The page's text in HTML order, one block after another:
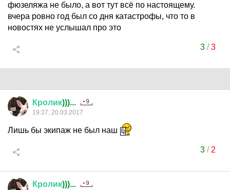
фюзеляжа не было, а вот тут всё по настоящему.
вчера ровно год был со дня катастрофы, что то в
новостях не услышал про это
3/3
Кролик)))...
19:37, 20.03.2017
Лишь бы экипаж не был наш
3/ 2
Кролик)))...